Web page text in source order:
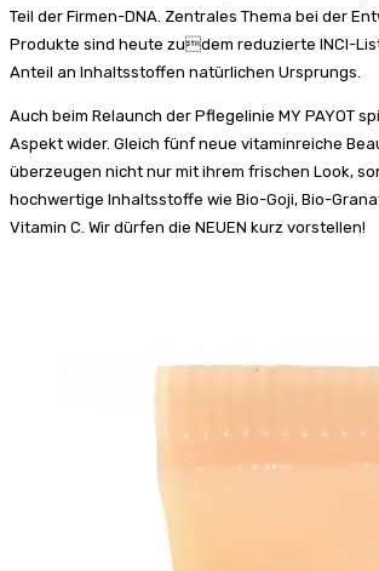
Teil der Firmen-DNA. Zentrales Thema bei der
Produkte sind heute zudem reduzierte INCI-
Anteil an Inhaltsstoffen natürlichen Ursprungs.
Auch beim Relaunch der Pflegelinie MY PAYOT
Aspekt wider. Gleich fünf neue vitaminreiche
überzeugen nicht nur mit ihrem frischen Look,
hochwertige Inhaltsstoffe wie Bio-Goji, Bio-
Vitamin C. Wir dürfen die NEUEN kurz vorstellen!